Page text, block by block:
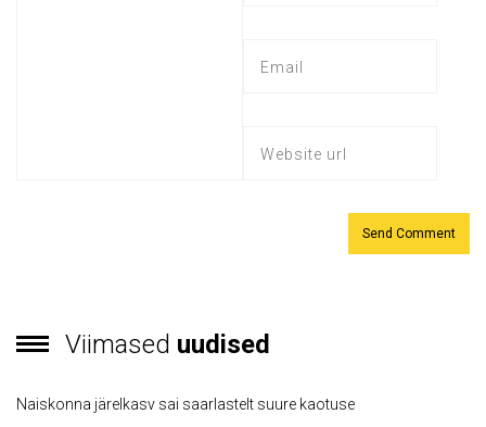
Viimased uudised
Naiskonna järelkasv sai saarlastelt suure kaotuse